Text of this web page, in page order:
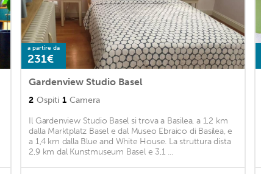
a partire da
231€
Gardenview Studio Basel
2 Ospiti 1 Camera
Il Gardenview Studio Basel si trova a Basilea, a 1,2 km
dalla Marktplatz Basel e dal Museo Ebraico di Basilea, e
a 1,4 km dalla Blue and White House. La struttura dista
2,9 km dal Kunstmuseum Basel e 3,1 ...